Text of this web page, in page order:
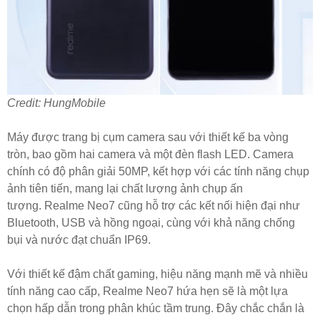
Credit: HungMobile
Máy được trang bị cụm camera sau với thiết kế ba vòng
tròn, bao gồm hai camera và một đèn flash LED. Camera
chính có độ phân giải 50MP, kết hợp với các tính năng chụp
ảnh tiên tiến, mang lại chất lượng ảnh chụp ấn
tượng. Realme Neo7 cũng hỗ trợ các kết nối hiện đại như
Bluetooth, USB và hồng ngoại, cùng với khả năng chống
bụi và nước đạt chuẩn IP69.
Với thiết kế đậm chất gaming, hiệu năng mạnh mẽ và nhiều
tính năng cao cấp, Realme Neo7 hứa hẹn sẽ là một lựa
chọn hấp dẫn trong phân khúc tầm trung. Đây chắc chắn là